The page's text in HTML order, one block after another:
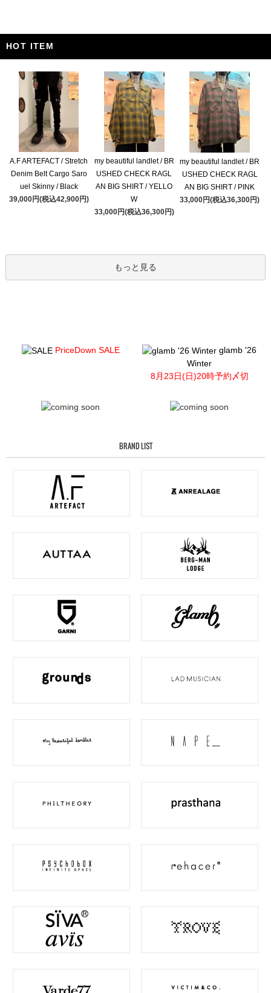
HOT ITEM
A.F ARTEFACT / Stretch
Denim Belt Cargo Saro
uel Skinny / Black
39,000円(税込42,900円)
my beautiful landlet / BR
USHED CHECK RAGL
AN BIG SHIRT / YELLO
W
33,000円(税込36,300円)
my beautiful landlet / BR
USHED CHECK RAGL
AN BIG SHIRT / PINK
33,000円(税込36,300円)
もっと見る
PriceDown SALE
glamb '26
Winter
8月23日(日)20時予約〆切
BRAND LIST